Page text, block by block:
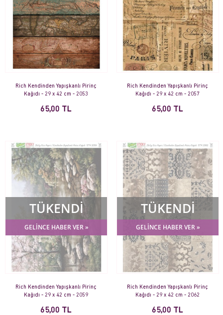
Rich Kendinden Yapışkanlı Pirinç
Kağıdı - 29 x 42 cm - 2053
65,00 TL
Rich Kendinden Yapışkanlı Pirinç
Kağıdı - 29 x 42 cm - 2057
65,00 TL
TÜKENDİ
GELİNCE HABER VER »
Rich Kendinden Yapışkanlı Pirinç
Kağıdı - 29 x 42 cm - 2059
65,00 TL
TÜKENDİ
GELİNCE HABER VER »
Rich Kendinden Yapışkanlı Pirinç
Kağıdı - 29 x 42 cm - 2062
65,00 TL